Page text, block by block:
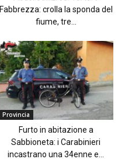
Fabbrezza: crolla la sponda del
fiume, tre...
Provincia
Furto in abitazione a
Sabbioneta: i Carabinieri
incastrano una 34enne e...